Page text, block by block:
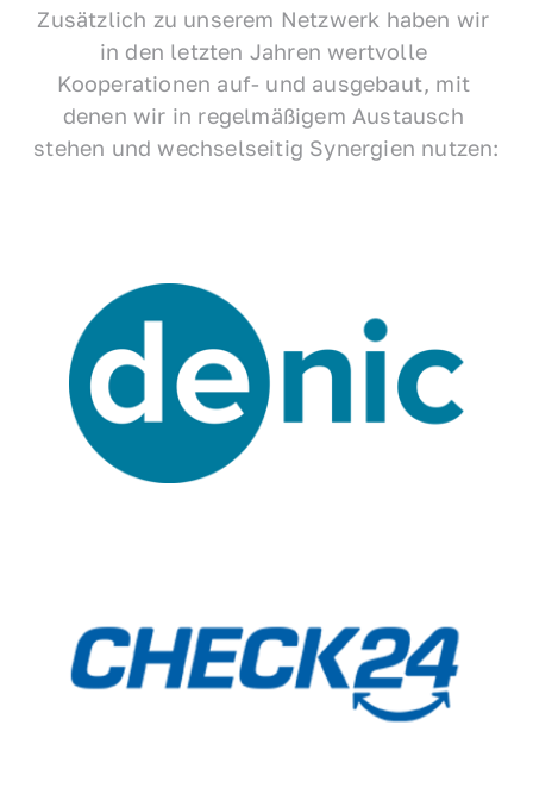
Zusätzlich zu unserem Netzwerk haben wir
in den letzten Jahren wertvolle
Kooperationen auf- und ausgebaut, mit
denen wir in regelmäßigem Austausch
stehen und wechselseitig Synergien nutzen: